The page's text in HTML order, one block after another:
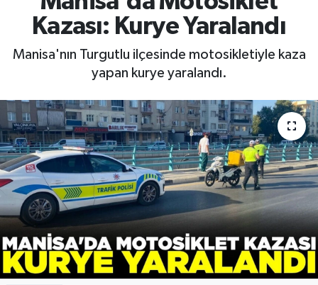
Kazası: Kurye Yaralandı
Manisa'nın Turgutlu ilçesinde motosikletiyle kaza
yapan kurye yaralandı.
RESMİ İLAN
BİLİM VE TEKNOLOJİ
RESMİ İLAN
Yaşam
Tarih
Çevre
Dünya
İletişim
Künye
SPOR